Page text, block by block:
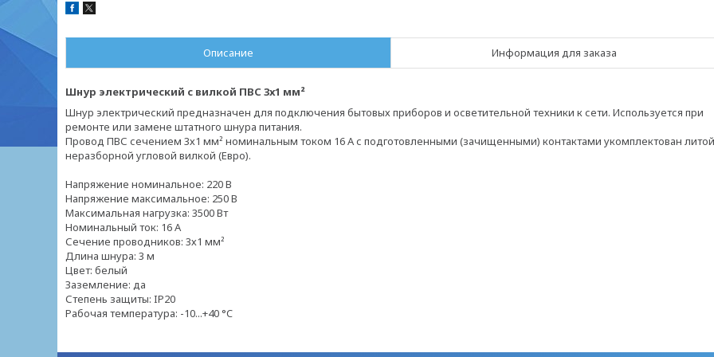
Описание Информация для заказа
Шнур электрический с вилкой ПВС 3х1 мм²
Шнур электрический предназначен для подключения бытовых приборов и осветительной техники к сети. Используется при
ремонте или замене штатного шнура питания.
Провод ПВС сечением 3х1 мм² номинальным током 16 А с подготовленными (зачищенными) контактами укомплектован литой
неразборной угловой вилкой (Евро).
Напряжение номинальное: 220 В
Напряжение максимальное: 250 В
Максимальная нагрузка: 3500 Вт
Номинальный ток: 16 А
Сечение проводников: 3х1 мм²
Длина шнура: 3 м
Цвет: белый
Заземление: да
Степень защиты: IP20
Рабочая температура: -10...+40 °C